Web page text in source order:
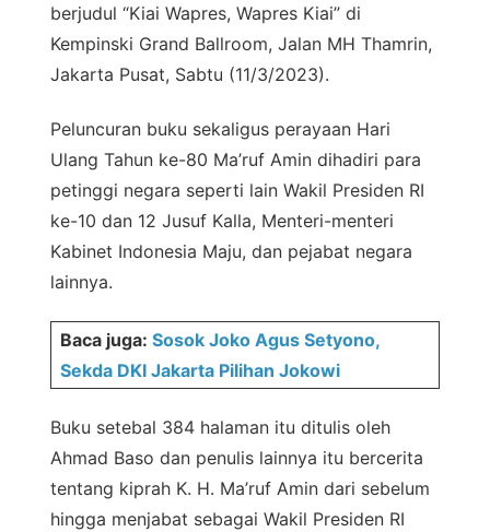
berjudul “Kiai Wapres, Wapres Kiai” di
Kempinski Grand Ballroom, Jalan MH Thamrin,
Jakarta Pusat, Sabtu (11/3/2023).
Peluncuran buku sekaligus perayaan Hari
Ulang Tahun ke-80 Ma’ruf Amin dihadiri para
petinggi negara seperti lain Wakil Presiden RI
ke-10 dan 12 Jusuf Kalla, Menteri-menteri
Kabinet Indonesia Maju, dan pejabat negara
lainnya.
Baca juga: Sosok Joko Agus Setyono,
Sekda DKI Jakarta Pilihan Jokowi
Buku setebal 384 halaman itu ditulis oleh
Ahmad Baso dan penulis lainnya itu bercerita
tentang kiprah K. H. Ma’ruf Amin dari sebelum
hingga menjabat sebagai Wakil Presiden RI